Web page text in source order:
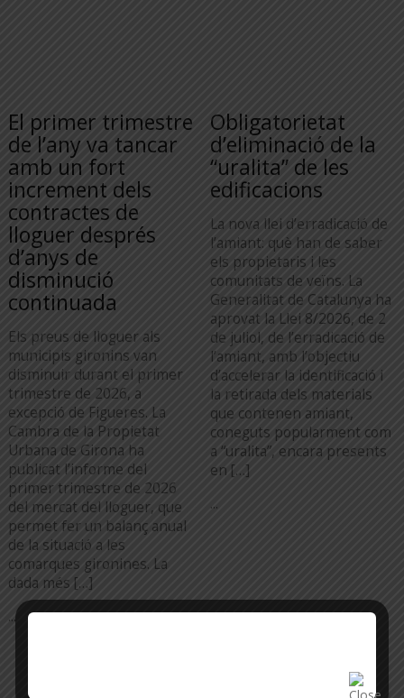
El primer trimestre
de l’any va tancar
amb un fort
increment dels
contractes de
lloguer després
d’anys de
disminució
continuada
Els preus de lloguer als
municipis gironins van
disminuir durant el primer
trimestre de 2026, a
excepció de Figueres. La
Cambra de la Propietat
Urbana de Girona ha
publicat l’informe del
primer trimestre de 2026
del mercat del lloguer, que
permet fer un balanç anual
de la situació a les
comarques gironines. La
dada més […]
...
Obligatorietat
d’eliminació de la
“uralita” de les
edificacions
La nova llei d’erradicació de
l’amiant: què han de saber
els propietaris i les
comunitats de veïns. La
Generalitat de Catalunya ha
aprovat la Llei 8/2026, de 2
de juliol, de l’erradicació de
l’amiant, amb l’objectiu
d’accelerar la identificació i
la retirada dels materials
que contenen amiant,
coneguts popularment com
a “uralita”, encara presents
en […]
...